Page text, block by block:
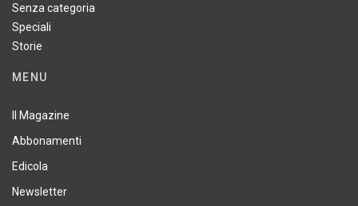
Senza categoria
Speciali
Storie
MENU
Il Magazine
Abbonamenti
Edicola
Newsletter